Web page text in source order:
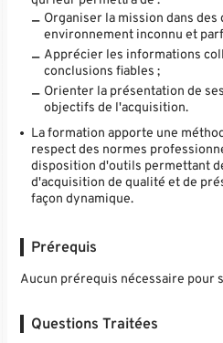
Organiser la mission dans des
environnement inconnu et
Apprécier les informations
conclusions fiables ;
Orienter la présentation de
objectifs de l'acquisition.
La formation apporte une
respect des normes
disposition d'outils permettant
d'acquisition de qualité et de
façon dynamique.
Prérequis
Aucun prérequis nécessaire pour
Questions Traitées